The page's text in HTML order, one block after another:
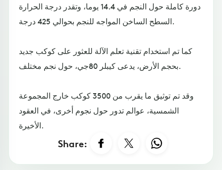
دورة كاملة حول النجم في 14.4 يوما، وتقدر درجة الحرارة
السطح الساخن المواجه للنجم بحوالي 425 درجة.
كما تم استخدام تقنية تعلم الآلة للعثور على كوكب جديد
بحجم الأرض، يدعى كيبلر 80جي، حول نجم مختلف.
وقد تم توثيق ما يقرب من 3500 كوكب خارج المجموعة
الشمسية، عوالم تدور حول نجوم أخرى، في العقود
الأخيرة.
Share: